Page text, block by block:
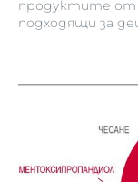
продуктите от
подходящи за